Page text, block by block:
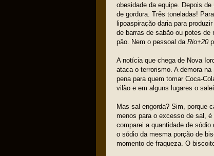
obesidade da equipe. Depois
de gordura. Três toneladas!
lipoaspiração daria para
de barras de sabão ou potes de
pão. Nem o pessoal da Rio+20
A notícia que chega de Nova
ataca o terrorismo. A demora
pena para quem tomar Coca-
vilão e em alguns lugares o
Mas sal engorda? Sim, porque
menos para o excesso de sal,
comparei a quantidade de
o sódio da mesma porção de
momento de fraqueza. O